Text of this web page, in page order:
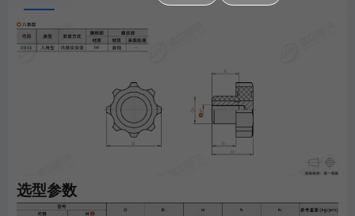
选型参数